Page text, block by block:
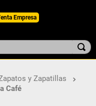
Empresa
y Zapatillas
Café